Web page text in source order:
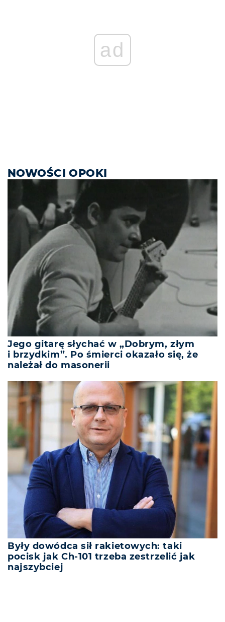
ad
NOWOŚCI OPOKI
Jego gitarę słychać w „Dobrym, złym
i brzydkim”. Po śmierci okazało się, że
należał do masonerii
Były dowódca sił rakietowych: taki
pocisk jak Ch-101 trzeba zestrzelić jak
najszybciej